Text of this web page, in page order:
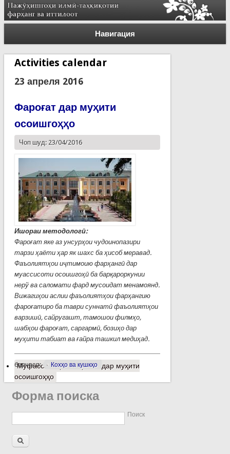
Навигация
Activities calendar
23 апреля 2016
Фароғат дар муҳити
осоишгоҳҳо
Чоп шуд: 23/04/2016
Ишораи методологӣ:
Фароғат яке аз унсурҳои чудоинопазири
тарзи ҳаёти ҳар як шахс ба ҳисоб меравад.
Фаъолиятҳои иҷтимоию фарҳангӣ дар
муассисоти осоишгоҳӣ ба барқароркунии
нерў ва саломати фард мусоидат менамоянд.
Вижагиҳои аслии фаъолиятҳои фарҳангию
фароғатиро ба таври суннатӣ фаъолиятҳои
варзишӣ, сайругашт, тамошои филмҳо,
шабҳои фароғат, саргармӣ, бозиҳо дар
муҳити табиат ва ғайра ташкил медиҳад.
барчасп: Кохҳо ва кушкҳо
Муфассалтаро Фароғат дар муҳити
осоишгоҳҳо
Форма поиска
Поиск